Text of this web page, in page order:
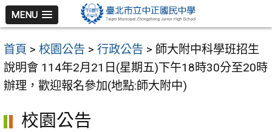
跳
至
主
要
內
區
MENU
首頁 > 校園公告 > 行政公告 > 師大附中科學班招生
說明會 114年2月21日(星期五)下午18時30分至20時
辦理，歡迎報名參加(地點:師大附中)
校園公告